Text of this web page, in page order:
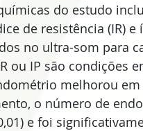
do estudo
de resistência (IR)
​​no ultra-som para
ou IP são condições
melhorou
o número de
e foi